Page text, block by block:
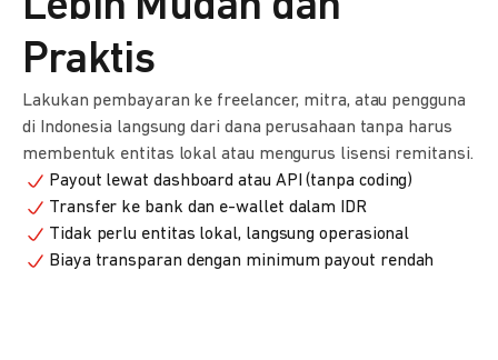
Praktis
Lakukan pembayaran ke freelancer, mitra, atau pengguna
di Indonesia langsung dari dana perusahaan tanpa harus
membentuk entitas lokal atau mengurus lisensi remitansi.
Payout lewat dashboard atau API (tanpa coding)
Transfer ke bank dan e-wallet dalam IDR
Tidak perlu entitas lokal, langsung operasional
Biaya transparan dengan minimum payout rendah